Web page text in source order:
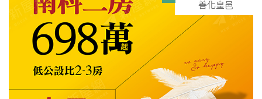
善化皇邑